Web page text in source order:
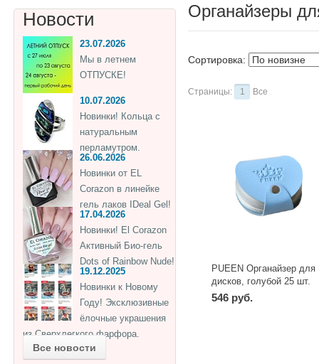
Органайзеры
Сортировка:
Страницы: 1 Все
PUEEN Органайзер для
дисков, голубой 25 шт.
546 руб.
Новости
23.07.2026
Мы в летнем
ОТПУСКЕ!
10.07.2026
Новинки! Кольца с
натуральным
перламутром.
26.06.2026
Новинки от EL
Corazon в линейке
гель лаков IDeal Gel!
17.04.2026
Новинки! El Corazon
Активный Био-гель
Dots of Rainbow Nude!
19.12.2025
Новинки к Новому
Году! Эксклюзивные
ёлочные украшения
из Сверхлегкого фарфора.
Все новости